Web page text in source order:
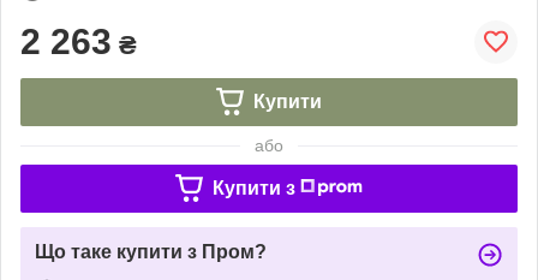
2 263 ₴
Купити
або
Купити з
Що таке купити з Пром?